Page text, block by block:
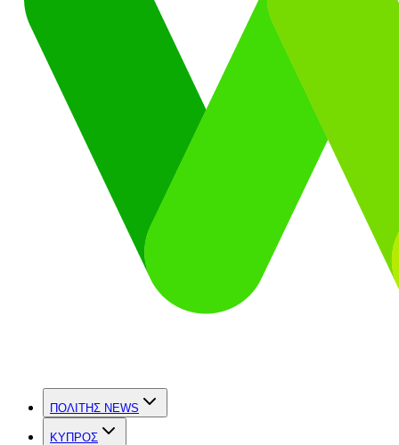
ΠΟΛΙΤΗΣ NEWS
ΚΥΠΡΟΣ